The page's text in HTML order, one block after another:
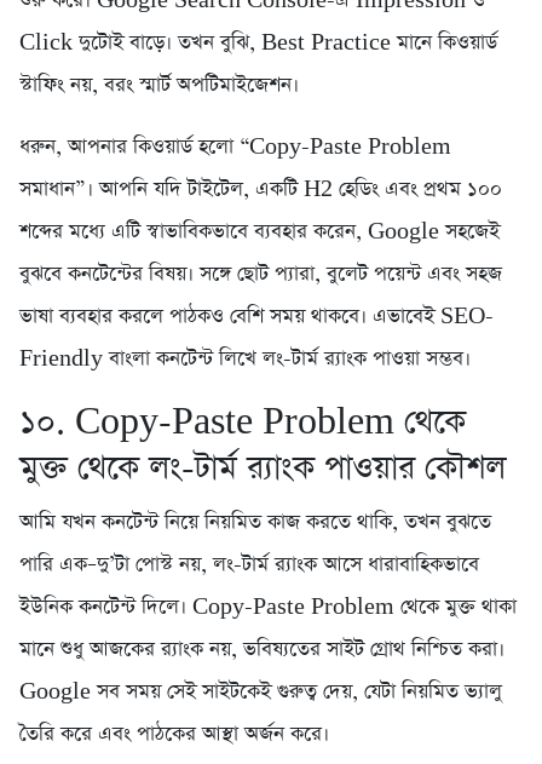
Click দুটোই বাড়ে। তখন বুঝি, Best Practice মানে কিওয়ার্ড
স্টাফিং নয়, বরং স্মার্ট অপটিমাইজেশন।
ধরুন, আপনার কিওয়ার্ড হলো “Copy-Paste Problem
সমাধান”। আপনি যদি টাইটেল, একটি H2 হেডিং এবং প্রথম ১০০
শব্দের মধ্যে এটি স্বাভাবিকভাবে ব্যবহার করেন, Google সহজেই
বুঝবে কনটেন্টের বিষয়। সঙ্গে ছোট প্যারা, বুলেট পয়েন্ট এবং সহজ
ভাষা ব্যবহার করলে পাঠকও বেশি সময় থাকবে। এভাবেই SEO-
Friendly বাংলা কনটেন্ট লিখে লং-টার্ম র‍্যাংক পাওয়া সম্ভব।
১০. Copy-Paste Problem থেকে
মুক্ত থেকে লং-টার্ম র‍্যাংক পাওয়ার কৌশল
আমি যখন কনটেন্ট নিয়ে নিয়মিত কাজ করতে থাকি, তখন বুঝতে
পারি এক–দু’টা পোস্ট নয়, লং-টার্ম র‍্যাংক আসে ধারাবাহিকভাবে
ইউনিক কনটেন্ট দিলে। Copy-Paste Problem থেকে মুক্ত থাকা
মানে শুধু আজকের র‍্যাংক নয়, ভবিষ্যতের সাইট গ্রোথ নিশ্চিত করা।
Google সব সময় সেই সাইটকেই গুরুত্ব দেয়, যেটা নিয়মিত ভ্যালু
তৈরি করে এবং পাঠকের আস্থা অর্জন করে।